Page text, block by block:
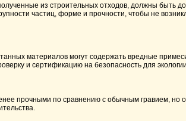
из строительных отходов, должны быть
частиц, форме и прочности, чтобы не
материалов могут содержать вредные
и сертификацию на безопасность для
прочными по сравнению с обычным гравием, но